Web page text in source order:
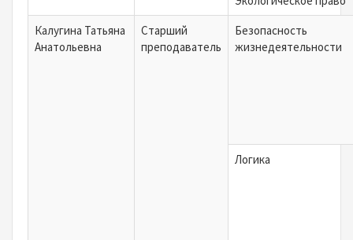
Калугина Татьяна
Анатольевна
Старший
преподаватель
Безопасность
жизнедеятельности
Логика